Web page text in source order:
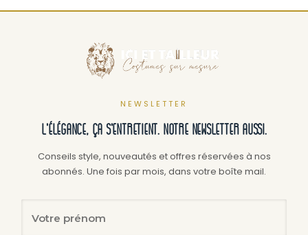
NEWSLETTER
L'élégance, ça s'entretient. Notre newsletter aussi.
Conseils style, nouveautés et offres réservées à nos
abonnés. Une fois par mois, dans votre boîte mail.